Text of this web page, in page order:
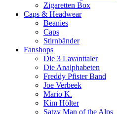
Zigaretten Box
Caps & Headwear
Beanies
Caps
Stirnbänder
Fanshops
Die 3 Lavanttaler
Die Analphabeten
Freddy Pfister Band
Joe Verbeek
Mario K.
Kim Hölter
Satzy Man of the Alps